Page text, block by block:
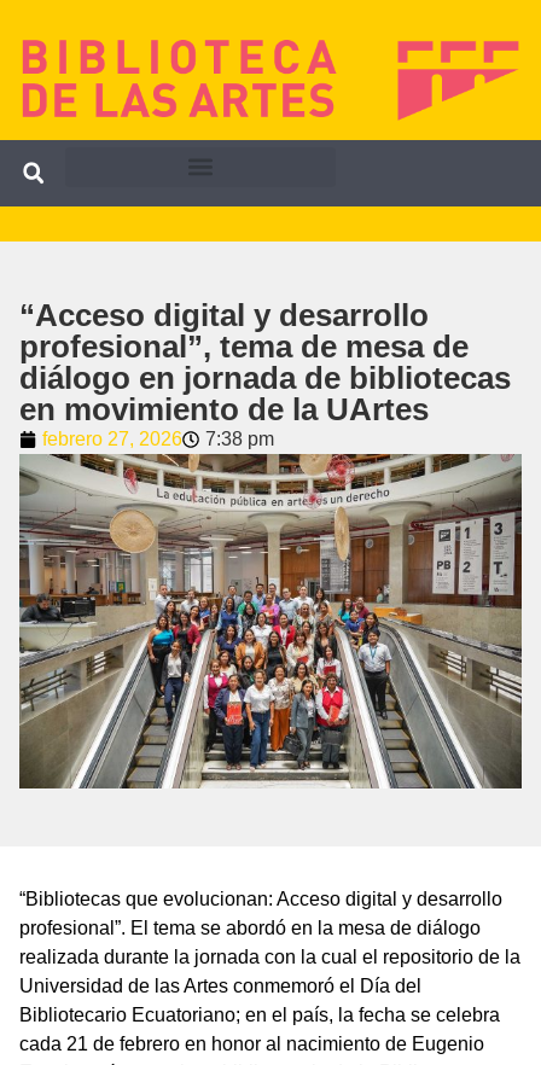
“Acceso digital y desarrollo
profesional”, tema de mesa de
diálogo en jornada de bibliotecas
en movimiento de la UArtes
febrero 27, 2026 7:38 pm
“Bibliotecas que evolucionan: Acceso digital y desarrollo
profesional”. El tema se abordó en la mesa de diálogo
realizada durante la jornada con la cual el repositorio de la
Universidad de las Artes conmemoró el Día del
Bibliotecario Ecuatoriano; en el país, la fecha se celebra
cada 21 de febrero en honor al nacimiento de Eugenio